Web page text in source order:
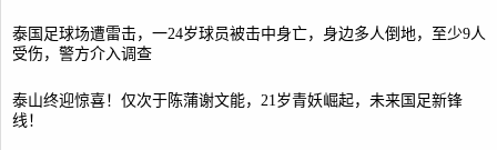
泰国足球场遭雷击，一24岁球员被击中身亡，身边多人倒地，至少9人
受伤，警方介入调查
泰山终迎惊喜！仅次于陈蒲谢文能，21岁青妖崛起，未来国足新锋
线！